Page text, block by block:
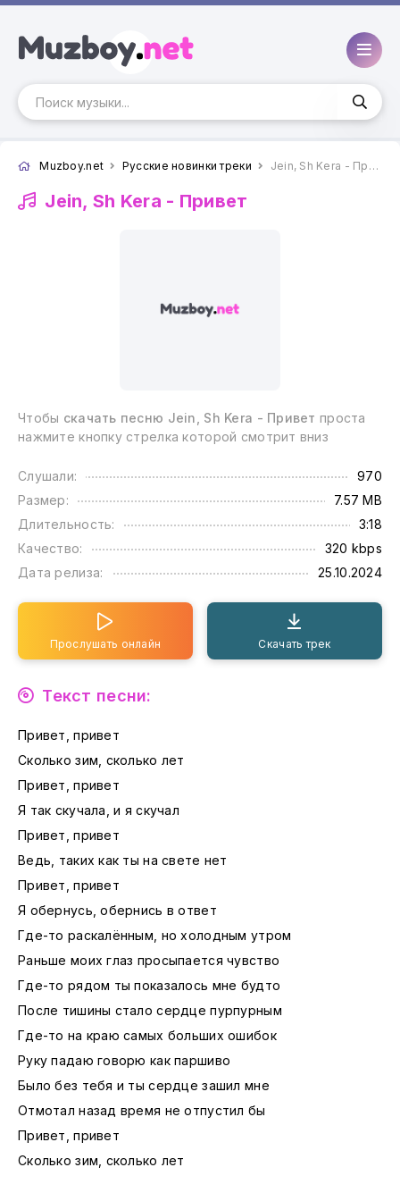
Muzboy.net Русские новинки треки Jein, Sh Kera - Привет
Jein, Sh Kera - Привет
Чтобы скачать песню Jein, Sh Kera - Привет проста
нажмите кнопку стрелка которой смотрит вниз
Слушали:
970
Размер:
7.57 MB
Длительность:
3:18
Качество:
320 kbps
Дата релиза:
25.10.2024
Прослушать онлайн Скачать трек
Текст песни:
Привет, привет
Сколько зим, сколько лет
Привет, привет
Я так скучала, и я скучал
Привет, привет
Ведь, таких как ты на свете нет
Привет, привет
Я обернусь, обернись в ответ
Где-то раскалённым, но холодным утром
Раньше моих глаз просыпается чувство
Где-то рядом ты показалось мне будто
После тишины стало сердце пурпурным
Где-то на краю самых больших ошибок
Руку падаю говорю как паршиво
Было без тебя и ты сердце зашил мне
Отмотал назад время не отпустил бы
Привет, привет
Сколько зим, сколько лет